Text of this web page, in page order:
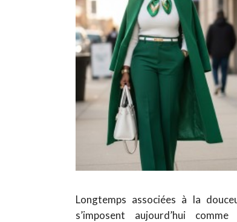
Longtemps associées à la
s’imposent aujourd’hui